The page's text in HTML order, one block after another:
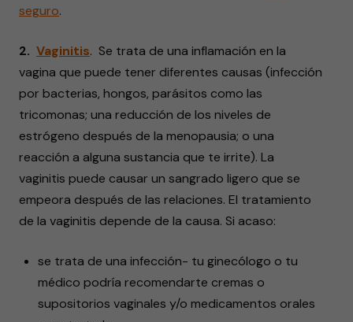
seguro.
2. Vaginitis. Se trata de una inflamación en la
vagina que puede tener diferentes causas (infección
por bacterias, hongos, parásitos como las
tricomonas; una reducción de los niveles de
estrógeno después de la menopausia; o una
reacción a alguna sustancia que te irrite). La
vaginitis puede causar un sangrado ligero que se
empeora después de las relaciones. El tratamiento
de la vaginitis depende de la causa. Si acaso:
se trata de una infección- tu ginecólogo o tu
médico podría recomendarte cremas o
supositorios vaginales y/o medicamentos orales